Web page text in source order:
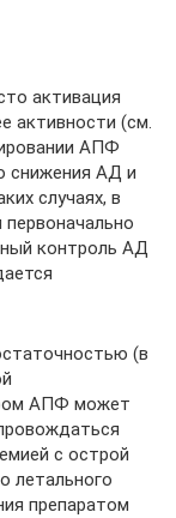
активация
активности (см.
АПФ
снижения АД и
случаях, в
первоначально
контроль АД
(в
АПФ может
с острой
летального
препаратом